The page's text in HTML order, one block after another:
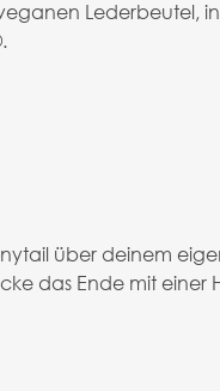
Lederbeutel,
über deinem
das Ende mit einer